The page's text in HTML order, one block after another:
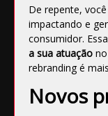
De repente,
impactando e
consumidor.
a sua atuação
rebranding é
Novos